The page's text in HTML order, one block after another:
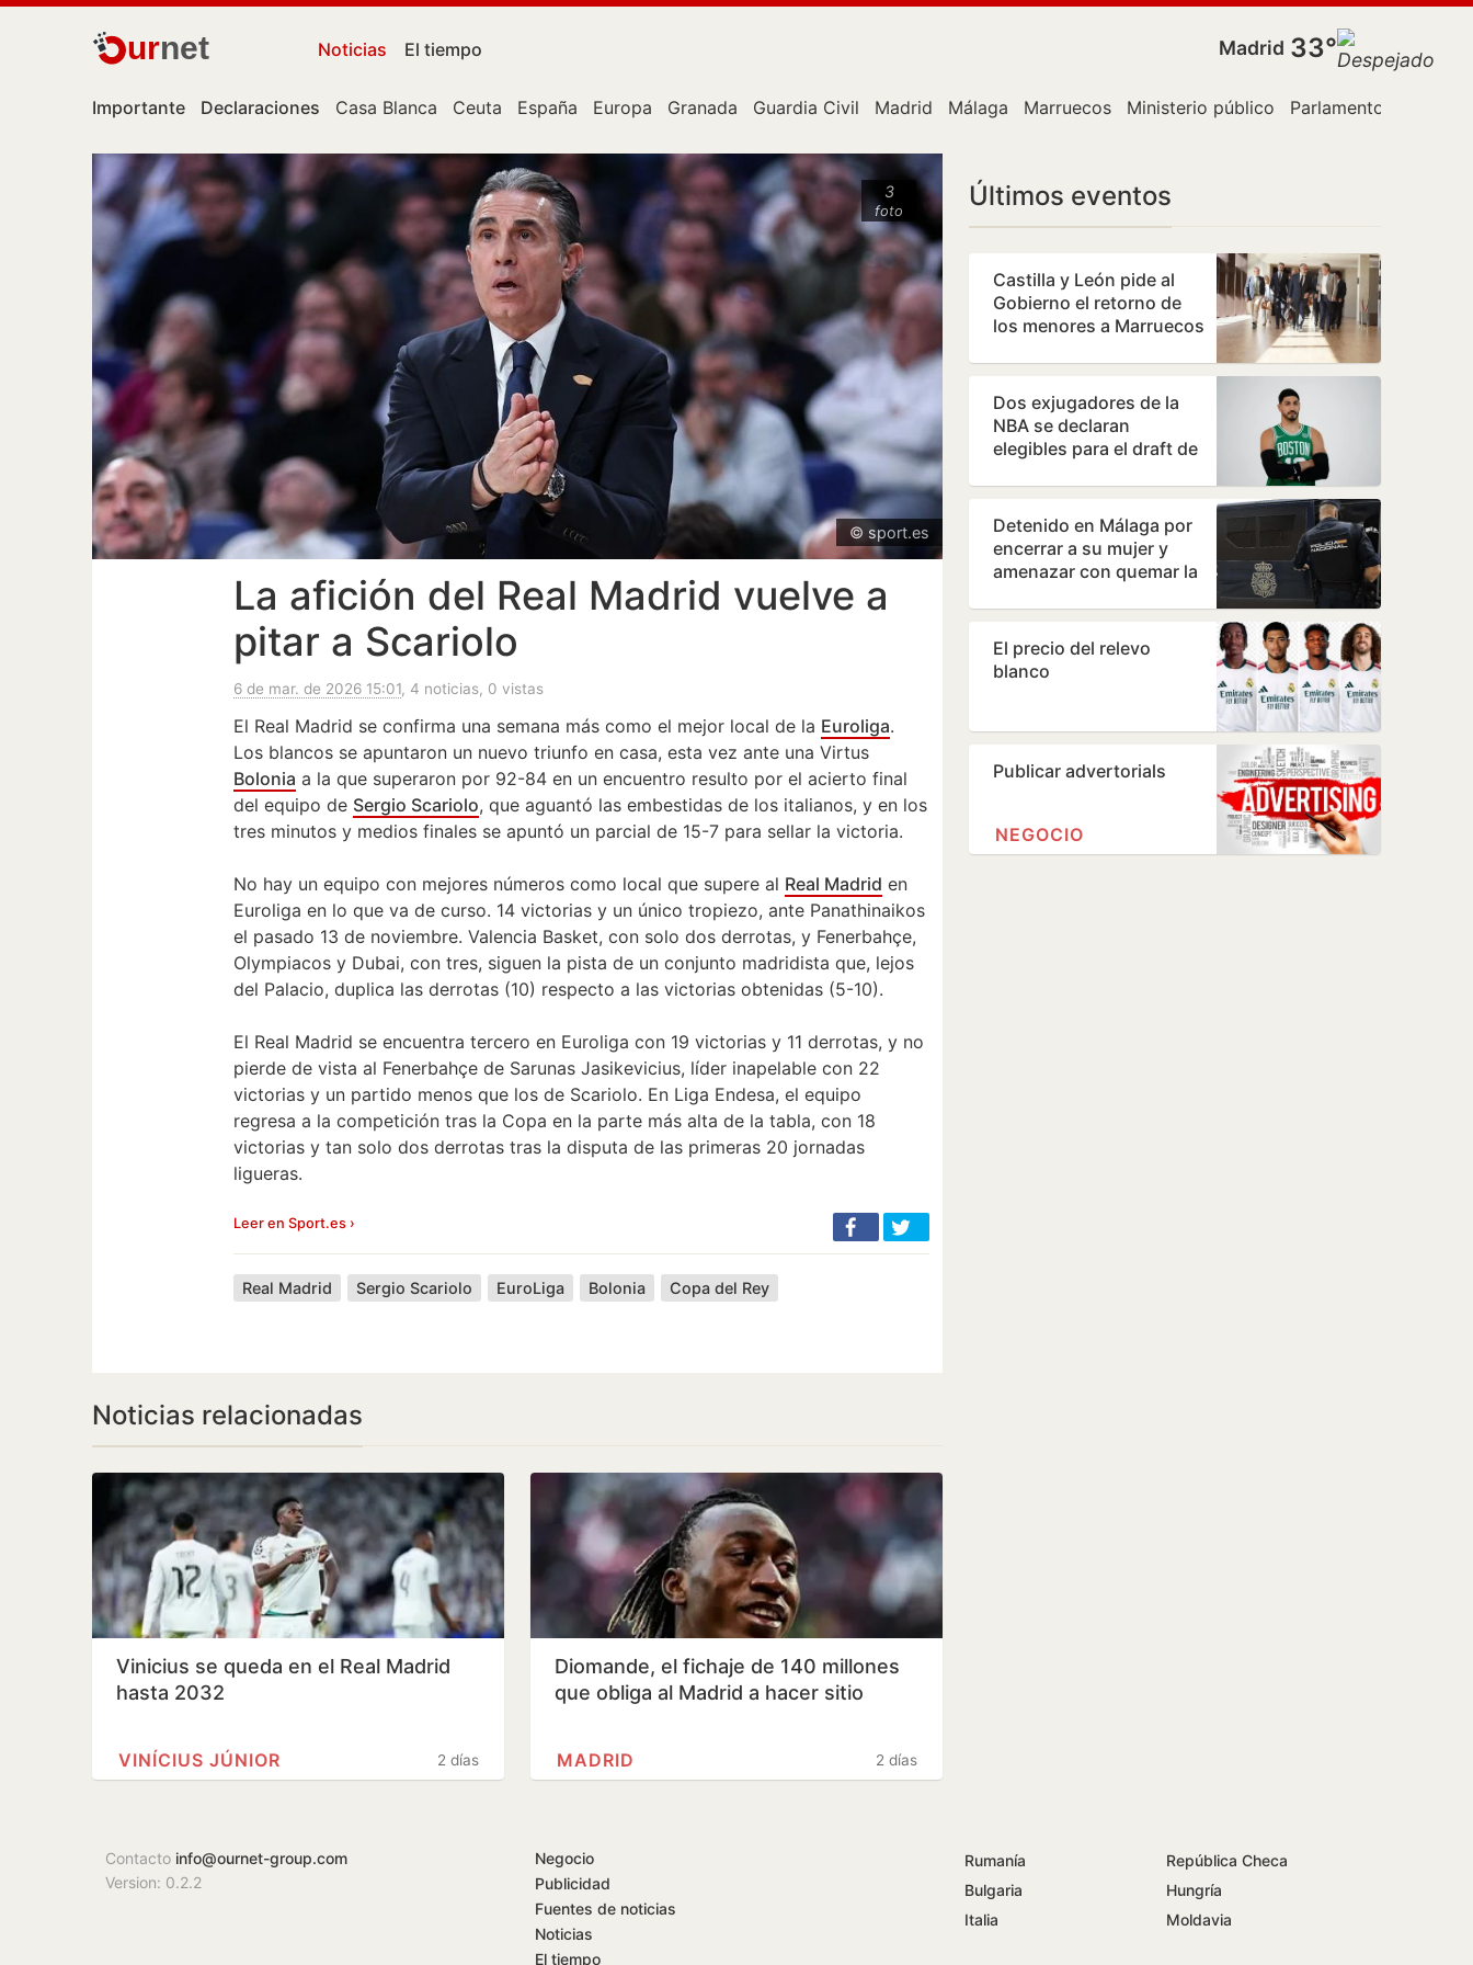
urnet Noticias El tiempo Madrid 33°
Importante Declaraciones Casa Blanca Ceuta España Europa Granada Guardia Civil Madrid Málaga Marruecos Ministerio público Parlamento
3
foto
© sport.es
La afición del Real Madrid vuelve a
pitar a Scariolo
6 de mar. de 2026 15:01, 4 noticias, 0 vistas
El Real Madrid se confirma una semana más como el mejor local de la Euroliga.
Los blancos se apuntaron un nuevo triunfo en casa, esta vez ante una Virtus
Bolonia a la que superaron por 92-84 en un encuentro resulto por el acierto final
del equipo de Sergio Scariolo, que aguantó las embestidas de los italianos, y en los
tres minutos y medios finales se apuntó un parcial de 15-7 para sellar la victoria.
No hay un equipo con mejores números como local que supere al Real Madrid en
Euroliga en lo que va de curso. 14 victorias y un único tropiezo, ante Panathinaikos
el pasado 13 de noviembre. Valencia Basket, con solo dos derrotas, y Fenerbahçe,
Olympiacos y Dubai, con tres, siguen la pista de un conjunto madridista que, lejos
del Palacio, duplica las derrotas (10) respecto a las victorias obtenidas (5-10).
El Real Madrid se encuentra tercero en Euroliga con 19 victorias y 11 derrotas, y no
pierde de vista al Fenerbahçe de Sarunas Jasikevicius, líder inapelable con 22
victorias y un partido menos que los de Scariolo. En Liga Endesa, el equipo
regresa a la competición tras la Copa en la parte más alta de la tabla, con 18
victorias y tan solo dos derrotas tras la disputa de las primeras 20 jornadas
ligueras.
Leer en Sport.es ›
Real Madrid Sergio Scariolo EuroLiga Bolonia Copa del Rey
Noticias relacionadas
Vinicius se queda en el Real Madrid
hasta 2032
2 días
VINÍCIUS JÚNIOR
Diomande, el fichaje de 140 millones
que obliga al Madrid a hacer sitio
2 días
MADRID
Últimos eventos
Castilla y León pide al
Gobierno el retorno de
los menores a Marruecos
Dos exjugadores de la
NBA se declaran
elegibles para el draft de
Detenido en Málaga por
encerrar a su mujer y
amenazar con quemar la
El precio del relevo
blanco
Publicar advertorials
NEGOCIO
Contacto info@ournet-group.com
Version: 0.2.2
Negocio
Publicidad
Fuentes de noticias
Noticias
El tiempo
Rumanía
República Checa
Bulgaria
Hungría
Italia
Moldavia